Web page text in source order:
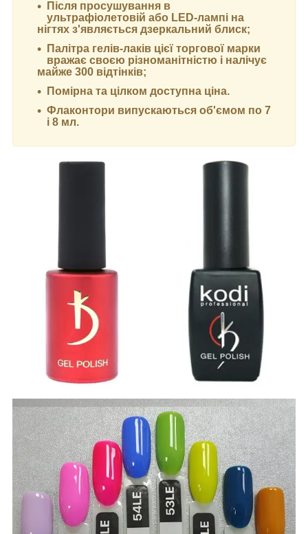
Після просушування в
ультрафіолетовій або LED-лампі на
нігтях з'являється дзеркальний блиск;
Палітра гелів-лаків цієї торгової марки
вражає своєю різноманітністю і налічує
майже 300 відтінків;
Помірна та цілком доступна ціна.
Флаконтори випускаються об'ємом по 7
і 8 мл.